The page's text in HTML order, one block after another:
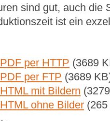
sind gut, auch die
ist ein
per HTTP (3689
per FTP (3689
mit Bildern
ohne Bilder